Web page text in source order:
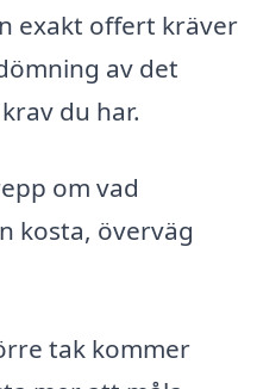
exakt offert kräver
av det
du har.
om vad
kosta, överväg
tak kommer